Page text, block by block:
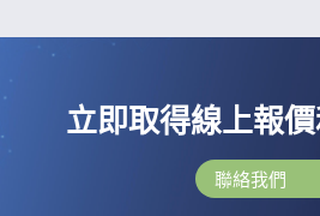
立即取得線上報
聯絡我們